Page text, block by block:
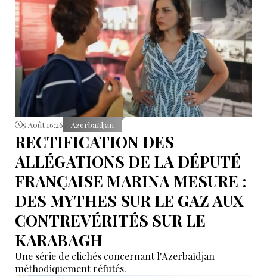
5 Août 16:26 Azerbaïdjan
RECTIFICATION DES
ALLÉGATIONS DE LA DÉPUTÉ
FRANÇAISE MARINA MESURE :
DES MYTHES SUR LE GAZ AUX
CONTREVÉRITÉS SUR LE
KARABAGH
Une série de clichés concernant l'Azerbaïdjan
méthodiquement réfutés.